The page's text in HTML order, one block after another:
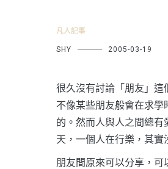
凡人記事
SHY 2005-03-19
很久沒有討論「朋友」這
不像某些朋友般會在求
的。然而人與人之間總
天，一個人在行樂，其實
朋友間原來可以分享，